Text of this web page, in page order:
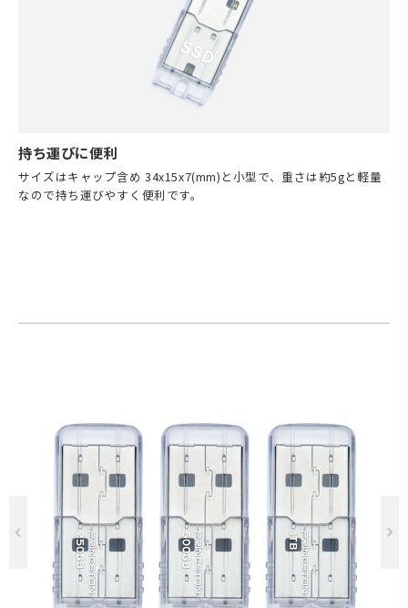
持ち運びに便利
サイズはキャップ含め 34x15x7(mm)と小型で、重さは約5gと軽量
なので持ち運びやすく便利です。
Previous